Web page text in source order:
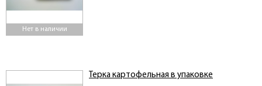
Нет в наличии
Терка картофельная в упаковке